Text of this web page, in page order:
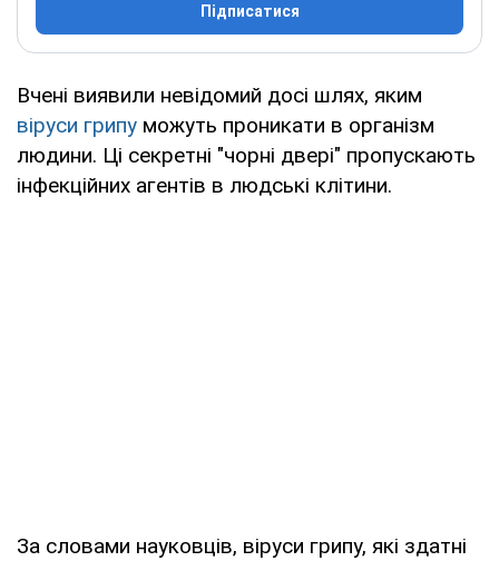
Підписатися
Вчені виявили невідомий досі шлях, яким
віруси грипу можуть проникати в організм
людини. Ці секретні "чорні двері" пропускають
інфекційних агентів в людські клітини.
За словами науковців, віруси грипу, які здатні